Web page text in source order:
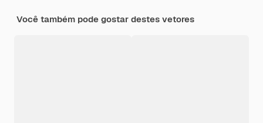
Você também pode gostar destes vetores